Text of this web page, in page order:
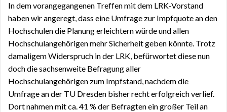
Indem vorangegangenen Treffen mit dem LRK-Vorstand
haben wir angeregt, dass eine Umfrage zur Impfquote an den
Hochschulen die Planung erleichtern würde und allen
Hochschulangehörigen mehr Sicherheit geben könnte. Trotz
damaligem Widerspruch in der LRK, befürwortet diese nun
doch die sachsenweite Befragung aller
Hochschulangehörigen zum Impfstand, nachdem die
Umfrage an der TU Dresden bisher recht erfolgreich verlief.
Dort nahmen mit ca. 41 % der Befragten ein großer Teil an